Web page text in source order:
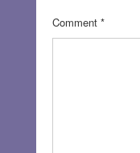
Comment *